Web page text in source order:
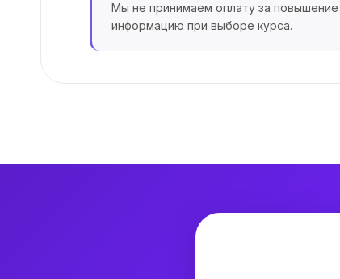
Мы не принимаем оплату за
информацию при выборе курса.